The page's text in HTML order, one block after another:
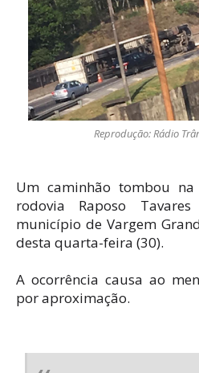
Reprodução: Rádio
Um caminhão tombou
rodovia Raposo
município de Vargem
desta quarta-feira (30).
A ocorrência causa ao
por aproximação.